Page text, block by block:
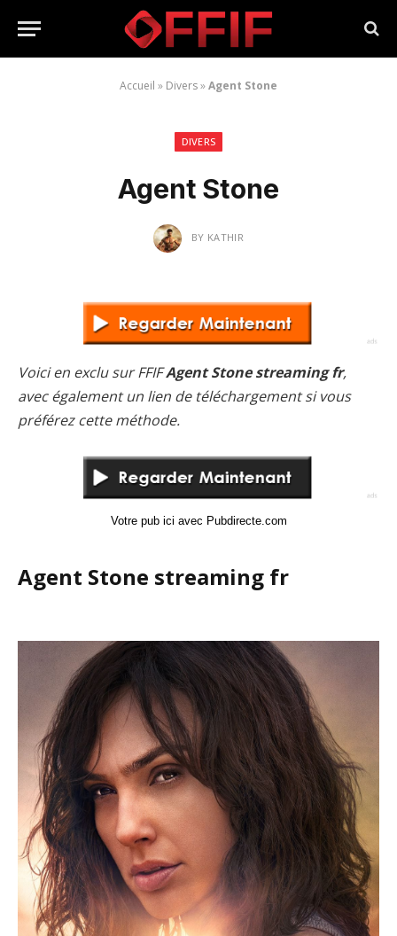
Accueil » Divers»Agent Stone
DIVERS
Agent Stone
BY KATHIR
Voici en exclu sur FFIFAgent Stone streaming fr,
avec également un lien de téléchargement si vous
préférez cette méthode.
Votre pub ici avec Pubdirecte.com
Agent Stone streaming fr